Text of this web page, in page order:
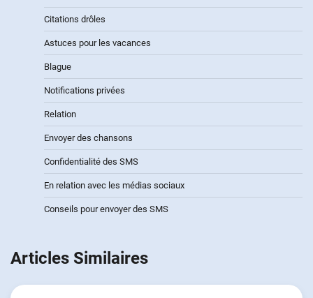
Citations drôles
Astuces pour les vacances
Blague
Notifications privées
Relation
Envoyer des chansons
Confidentialité des SMS
En relation avec les médias sociaux
Conseils pour envoyer des SMS
Articles Similaires